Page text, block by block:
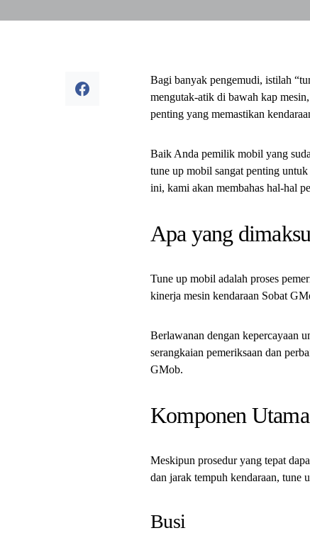
Bagi banyak pengemudi, istilah
mengutak-atik di bawah kap
penting yang memastikan
Baik Anda pemilik mobil yang
tune up mobil sangat penting
ini, kami akan membahas hal-hal
Apa yang
Tune up mobil adalah proses
kinerja mesin kendaraan Sobat
Berlawanan dengan kepercayaan
serangkaian pemeriksaan dan
GMob.
Komponen
Meskipun prosedur yang tepat
dan jarak tempuh kendaraan, tune
Busi